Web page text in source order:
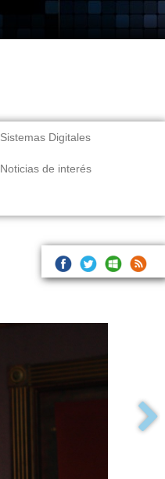
Sistemas Digitales
Noticias de interés